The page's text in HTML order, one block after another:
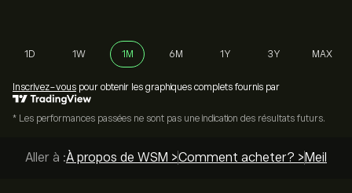
1D 1W 1M 6M 1Y 3Y MAX
Inscrivez-vous pour obtenir les graphiques complets fournis par
* Les performances passées ne sont pas une indication des résultats futurs.
Aller à :À propos de WSM >Comment acheter? >